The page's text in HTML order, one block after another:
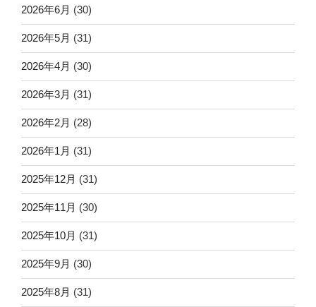
2026年6月 (30)
2026年5月 (31)
2026年4月 (30)
2026年3月 (31)
2026年2月 (28)
2026年1月 (31)
2025年12月 (31)
2025年11月 (30)
2025年10月 (31)
2025年9月 (30)
2025年8月 (31)